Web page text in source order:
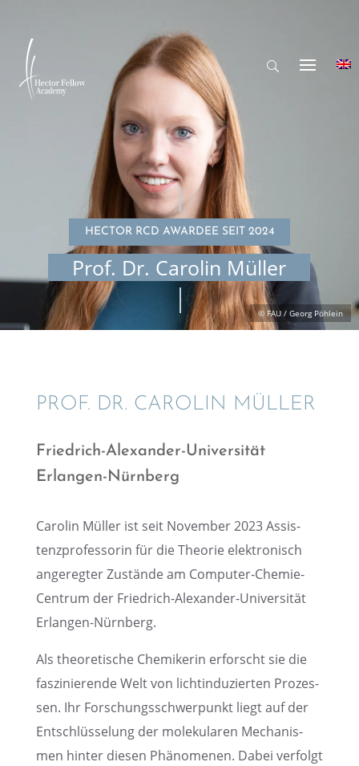
HECTOR RCD AWARDEE SEIT 2024
Prof. Dr. Carolin Müller
PROF. DR. CAROLIN MÜLLER
Fried­rich-Alexan­der-Univer­si­tät
Erlangen-Nürnberg
Carolin Müller ist seit Novem­ber 2023 Assis­
tenz­pro­fes­so­rin für die Theorie elektro­nisch
angereg­ter Zustände am Compu­ter-Chemie-
Centrum der Fried­rich-Alexan­der-Univer­si­tät
Erlangen-Nürnberg.
Als theore­ti­sche Chemi­ke­rin erforscht sie die
faszi­nie­rende Welt von licht­in­du­zier­ten Prozes­
sen. Ihr Forschungs­schwer­punkt liegt auf der
Entschlüs­se­lung der moleku­la­ren Mecha­nis­
men hinter diesen Phäno­me­nen. Dabei verfolgt